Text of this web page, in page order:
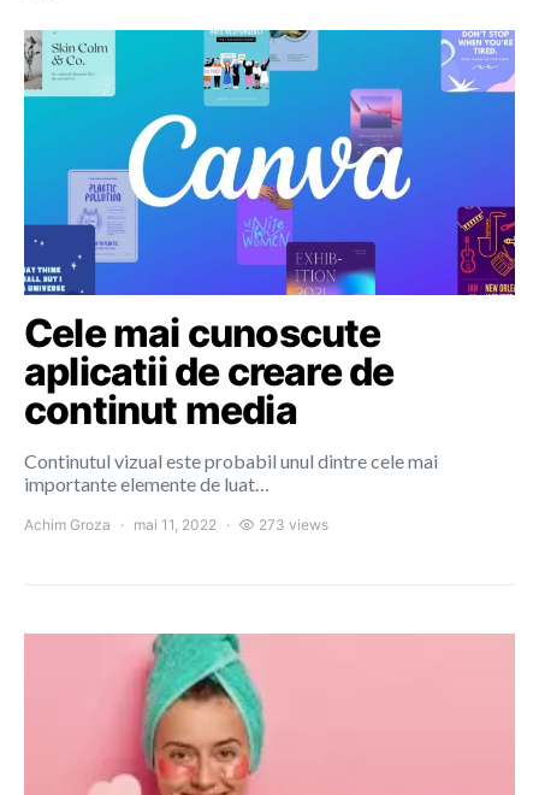
Cele mai cunoscute
aplicatii de creare de
continut media
Continutul vizual este probabil unul dintre cele mai
importante elemente de luat…
Achim Groza mai 11, 2022 273 views